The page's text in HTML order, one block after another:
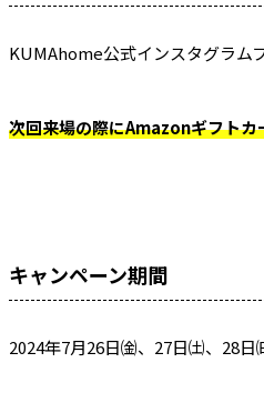
KUMAhome公式インスタグラム
次回来場の際にAmazonギフト
キャンペーン期間
2024年7月26日㈮、27日㈯、28